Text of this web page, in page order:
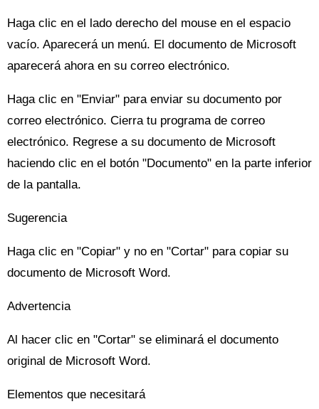
Haga clic en el lado derecho del mouse en el espacio
vacío. Aparecerá un menú. El documento de Microsoft
aparecerá ahora en su correo electrónico.
Haga clic en "Enviar" para enviar su documento por
correo electrónico. Cierra tu programa de correo
electrónico. Regrese a su documento de Microsoft
haciendo clic en el botón "Documento" en la parte inferior
de la pantalla.
Sugerencia
Haga clic en "Copiar" y no en "Cortar" para copiar su
documento de Microsoft Word.
Advertencia
Al hacer clic en "Cortar" se eliminará el documento
original de Microsoft Word.
Elementos que necesitará